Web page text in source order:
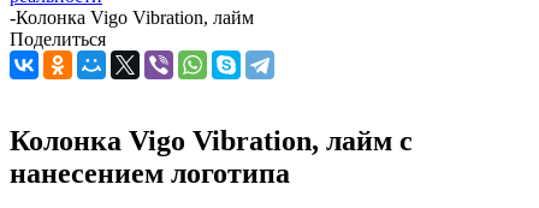
-Колонка Vigo Vibration, лайм
Поделиться
Колонка Vigo Vibration, лайм с
нанесением логотипа